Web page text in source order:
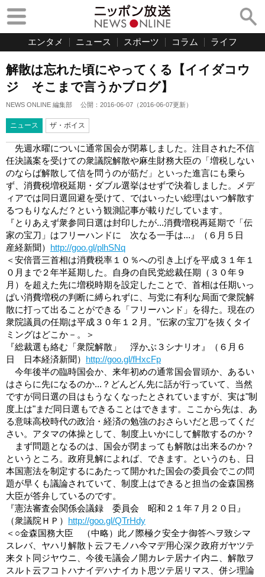
エンタメ ニュース スポーツ コラム ライフ
解散は忘れた頃にやってくる【イイダコウ
ジ そこまで言うかブログ】
NEWS ONLINE 編集部 公開： 2016-06-07 （2016-06-07更新）
ニュース ザ・ボイス
先週水曜についに通常国会が閉幕しました。注目された不信
任決議案を受けての衆議院解散や麻生財務大臣の「増税しない
のならば解散して信を問うのが筋だ」といった進言にも乗ら
ず、消費税増税延期・ダブル選挙はせずで決着しました。メデ
ィアでは同日選回避を受けて、ではいったい総理はいつ解散す
るつもりなんだ？という観測記事が載りだしています。
『とりあえず衆参同日選は封印したが...消費増税再延期で「伝
家の宝刀」はフリーハンドに 次なる一手は...』（６月５日
産経新聞） http://goo.gl/plhSNq
＜安倍晋三首相は消費税率１０％への引き上げを平成３１年１
０月まで２年半延期した。自身の自民党総裁任期（３０年９
月）を超えた先に増税時期を設定したことで、首相は任期いっ
ぱい消費増税の判断に縛られずに、与党に有利な局面で衆院解
散に打って出ることができる「フリーハンド」を得た。現在の
衆院議員の任期は平成３０年１２月。"伝家の宝刀"を抜くタイ
ミングはどこか－。＞
『総裁選も絡む「衆院解散」 浮かぶ３シナリオ』（６月６
日 日本経済新聞） http://goo.gl/fHxcFp
今年後半の臨時国会か、来年初めの通常国会冒頭か、あるい
はさらに先になるのか...？どんどん先に話が行っていて、当然
ですが同日選の目はもうなくなったとされていますが、実は"制
度上は"まだ同日選もできることはできます。ここから先は、あ
る意味高校時代の政治・経済の勉強のおさらいだと思ってくだ
さい。アタマの体操として、制度上いかにして解散するのか？
まず問題となるのは、国会が閉まっても解散は出来るのか？
というところ。政府見解によれば、できます。というのも、日
本国憲法を制定するにあたって開かれた国会の委員会でこの問
題が早くも議論されていて、制度上はできると担当の金森国務
大臣が答弁しているのです。
『憲法審査会関係会議録 委員会 昭和２１年７月２０日』
（衆議院ＨＰ） http://goo.gl/QTrHdy
＜○金森国務大臣 （中略）此ノ際極ク安全ナ御答ヘヲ致シマ
スレバ、ヤハリ解散ト云フモノハ今マデ用心深ク政府ガヤツテ
来タト同ジヤウニ、今後モ議会ノ開カレテ居ナイ内ニ、解散ヲ
スルト云フコトハナイデハナイカト思ツテ居リマス、併シ理論